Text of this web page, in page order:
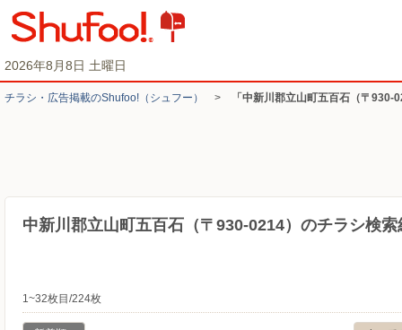
2026年8月8日 土曜日
チラシ・​広告掲載の​Shufoo!​（シュフー） > 「中新川郡立山町五百石（〒930-
中新川郡立山町五百石（〒930-0214）のチラシ検索
1~32枚目/224枚